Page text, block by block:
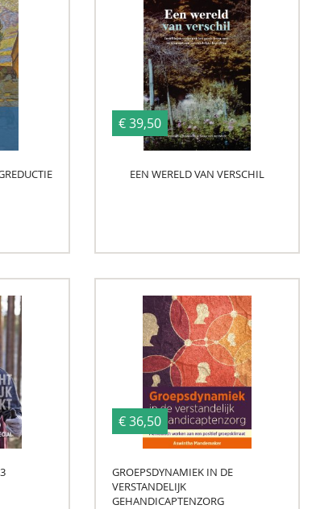
€ 39,50
EEN WERELD VAN VERSCHIL
€ 36,50
GROEPSDYNAMIEK IN DE
VERSTANDELIJK
GEHANDICAPTENZORG